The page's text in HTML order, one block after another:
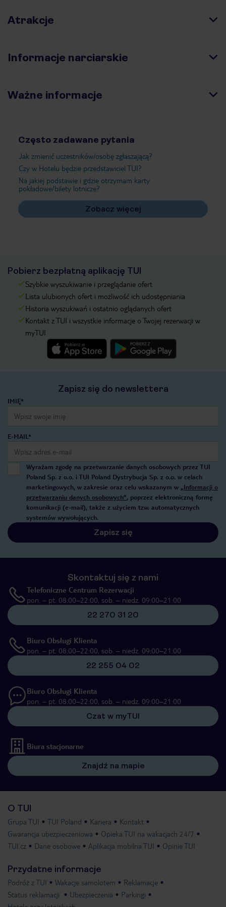
Atrakcje
Informacje narciarskie
Ważne informacje
Często zadawane pytania
Jak zmienić uczestników/osobę zgłaszającą?
Czy w Hotelu będzie przedstawiciel TUI?
Na jakiej podstawie i gdzie otrzymam karty
pokładowe/bilety lotnicze?
Zobacz więcej
Pobierz bezpłatną aplikację TUI
Szybkie wyszukiwanie i przeglądanie ofert
Lista ulubionych ofert i możliwość ich udostępniania
Historia wyszukiwań i ostatnio oglądanych ofert
Kontakt z TUI i wszystkie informacje o Twojej rezerwacji w
myTUI
Zapisz się do newslettera
IMIĘ*
E-MAIL*
Wyrażam zgodę na przetwarzanie danych osobowych przez TUI
Poland Sp. z o.o. i TUI Poland Dystrybucja Sp. z o.o. w celach
marketingowych, w zakresie oraz celu wskazanym w „Informacji o
przetwarzaniu danych osobowych”, poprzez elektroniczną formę
komunikacji (e-mail), także z użyciem tzw. automatycznych
systemów wywołujących.
Zapisz się
Skontaktuj się z nami
Telefoniczne Centrum Rezerwacji
pon. – pt. 08:00–22:00, sob. – niedz. 09:00–21:00
22 270 31 20
Biuro Obsługi Klienta
pon. – pt. 08:00–22:00, sob. – niedz. 09:00–21:00
22 255 04 02
Biuro Obsługi Klienta
pon. – pt. 08:00–22:00, sob. – niedz. 09:00–21:00
Czat w myTUI
Biura stacjonarne
Znajdź na mapie
O TUI
Grupa TUI TUI Poland Kariera
Kontakt
Gwarancja ubezpieczeniowa
Opieka TUI na wakacjach 24/7
TUI.cz
Dane osobowe Aplikacja mobilna TUI Opinie TUI
Przydatne informacje
Podróż z TUI Wakacje samolotem
Reklamacje
Status reklamacji
Ubezpieczenia
Parkingi